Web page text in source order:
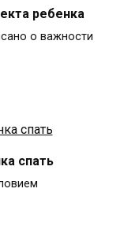
ребенка
о важности
спать